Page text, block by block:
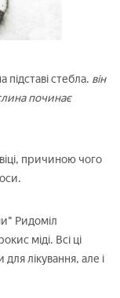
стебла. він
починає
причиною чого
Ридоміл
міді. Всі ці
лікування, але і